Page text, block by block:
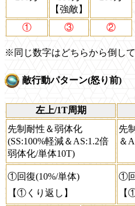
【強敵】
① ③ ②
※同じ数字はどちらから倒し
敵行動パターン(怒り前)
左上/1T周期
先制耐性＆弱体化
(SS:100%軽減＆AS:1.2倍
弱体化/単体10T)
先
＆
①回復(10%/単体)
【①くり返し】
①
【